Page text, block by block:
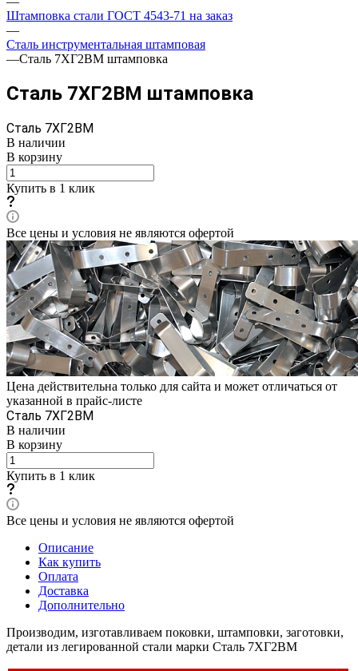
Штамповка стали ГОСТ 4543-71 на заказ
—
Сталь инструментальная штамповая
—Сталь 7ХГ2ВМ штамповка
Сталь 7ХГ2ВМ штамповка
Сталь 7ХГ2ВМ
В наличии
В корзину
Купить в 1 клик
Все цены и условия не являются офертой
Цена действительна только для сайта и может отличаться от
указанной в прайс-листе
Сталь 7ХГ2ВМ
В наличии
В корзину
Купить в 1 клик
Все цены и условия не являются офертой
Описание
Как купить
Оплата
Доставка
Дополнительно
Производим, изготавливаем поковки, штамповки, заготовки,
детали из легированной стали марки Сталь 7ХГ2ВМ